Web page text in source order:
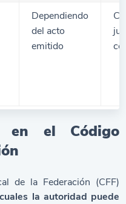
Dependiendo
del acto
emitido
en el Código
de la Federación (CFF)
la autoridad puede